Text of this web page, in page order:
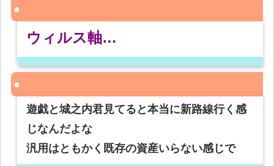
ウィルス軸…
遊戯と城之内君見てると本当に新路線行く感
じなんだよな
汎用はともかく既存の資産いらない感じで